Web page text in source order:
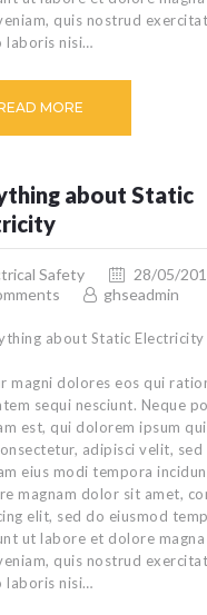
quis nostrud
laboris nisi…
MORE
about Static
Safety
28/05/
ghseadmin
magni dolores eos qui
sequi nesciunt. Neque
est, qui dolorem ipsum
adipisci velit, sed
eius modi tempora
magnam dolor sit amet,
elit, sed do eiusmod
ut labore et dolore magna
quis nostrud
laboris nisi…